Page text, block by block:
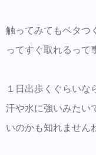
触ってみてもベタつ
ってすぐ取れるって
１日出歩くぐらいな
汗や水に強いみたい
いのかも知れません